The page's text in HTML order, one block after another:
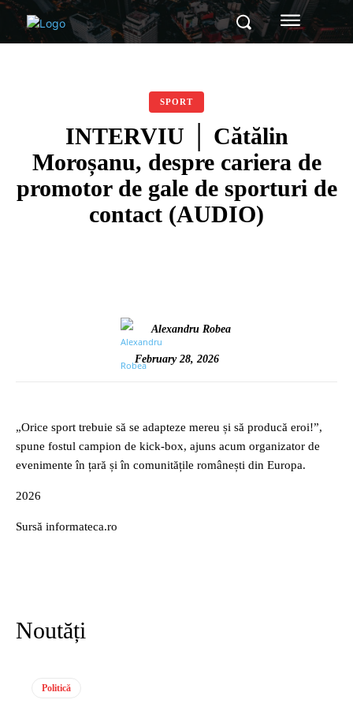
SPORT
INTERVIU │ Cătălin
Moroșanu, despre cariera de
promotor de gale de sporturi de
contact (AUDIO)
Alexandru Robea
February 28, 2026
„Orice sport trebuie să se adapteze mereu și să producă eroi!”,
spune fostul campion de kick-box, ajuns acum organizator de
evenimente în țară și în comunitățile românești din Europa.
2026
Sursă informateca.ro
Noutăți
Politică